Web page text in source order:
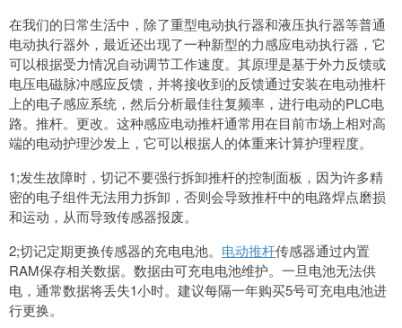
在我们的日常生活中，除了重型电动执行器和液压执行器等普通
电动执行器外，最近还出现了一种新型的力感应电动执行器，它
可以根据受力情况自动调节工作速度。其原理是基于外力反馈或
电压电磁脉冲感应反馈，并将接收到的反馈通过安装在电动推杆
上的电子感应系统，然后分析最佳往复频率，进行电动的PLC电
路。推杆。更改。这种感应电动推杆通常用在目前市场上相对高
端的电动护理沙发上，它可以根据人的体重来计算护理程度。
1;发生故障时，切记不要强行拆卸推杆的控制面板，因为许多精
密的电子组件无法用力拆卸，否则会导致推杆中的电路焊点磨损
和运动，从而导致传感器报废。
2;切记定期更换传感器的充电电池。 电动推杆传感器通过内置
RAM保存相关数据。数据由可充电电池维护。一旦电池无法供
电，通常数据将丢失1小时。建议每隔一年购买5号可充电电池进
行更换。